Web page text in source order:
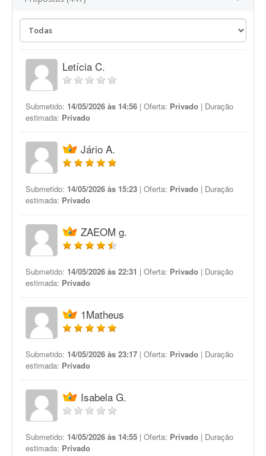
Letícia C.
Submetido: 14/05/2026 às 14:56 | Oferta: Privado | Duração
estimada: Privado
Jário A.
Submetido: 14/05/2026 às 15:23 | Oferta: Privado | Duração
estimada: Privado
ZAEOM g.
Submetido: 14/05/2026 às 22:31 | Oferta: Privado | Duração
estimada: Privado
1Matheus
Submetido: 14/05/2026 às 23:17 | Oferta: Privado | Duração
estimada: Privado
Isabela G.
Submetido: 14/05/2026 às 14:55 | Oferta: Privado | Duração
estimada: Privado